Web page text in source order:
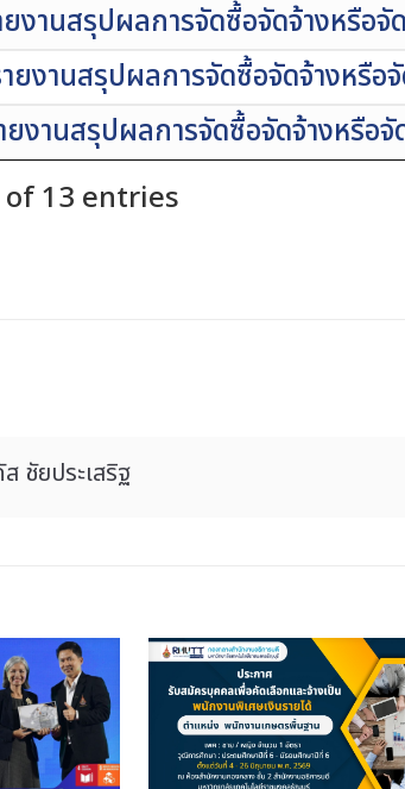
งานสรุปผลการจัดซื้อจัดจ้างหรื
ยงานสรุปผลการจัดซื้อจัดจ้างหรื
งานสรุปผลการจัดซื้อจัดจ้างหรื
13 entries
ชัยประเสริฐ